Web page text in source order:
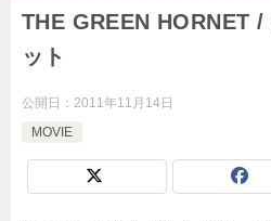
THE GREEN HORNET /
ット
公開日： 2011年11月14日
MOVIE